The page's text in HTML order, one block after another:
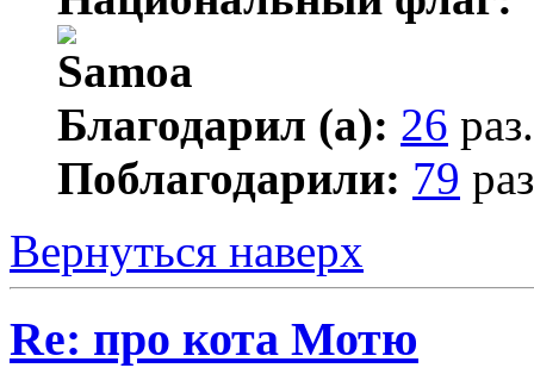
Благодарил (а): 26 раз.
Поблагодарили: 79
Вернуться наверх
Re: про кота Мотю